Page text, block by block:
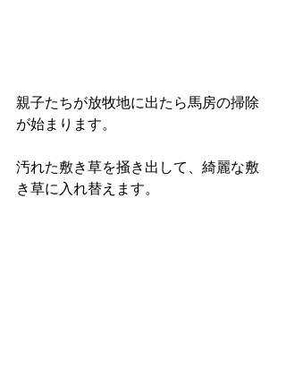
親子たちが放牧地に出たら馬房の掃除
が始まります。
汚れた敷き草を掻き出して、綺麗な敷
き草に入れ替えます。